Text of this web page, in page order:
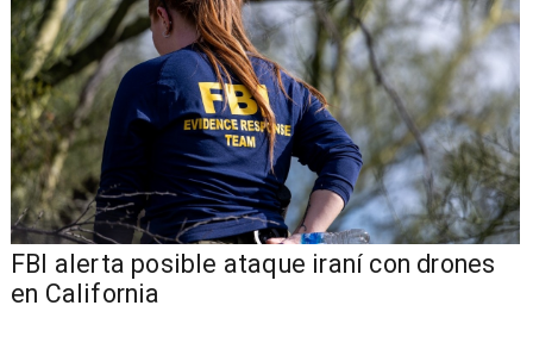
FBI alerta posible ataque iraní con drones
en California